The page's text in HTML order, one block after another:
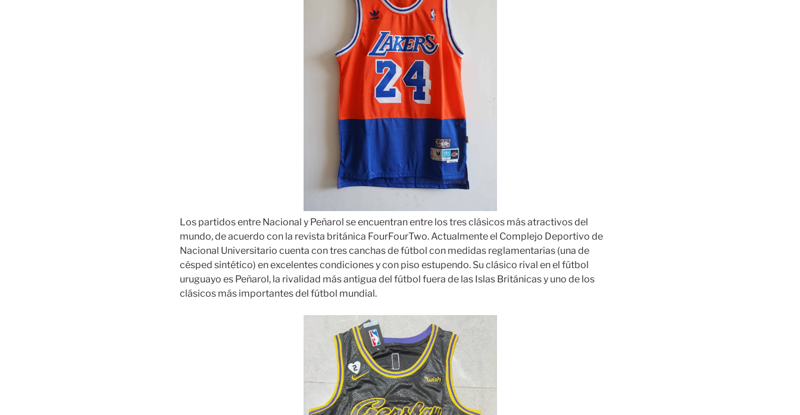
Los partidos entre Nacional y Peñarol se encuentran entre los tres clásicos más atractivos del
mundo, de acuerdo con la revista británica FourFourTwo. Actualmente el Complejo Deportivo de
Nacional Universitario cuenta con tres canchas de fútbol con medidas reglamentarias (una de
césped sintético) en excelentes condiciones y con piso estupendo. Su clásico rival en el fútbol
uruguayo es Peñarol, la rivalidad más antigua del fútbol fuera de las Islas Británicas y uno de los
clásicos más importantes del fútbol mundial.